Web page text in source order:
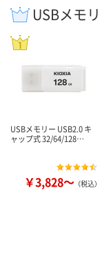
USBメモ
USBメモリー USB2.0 キ
ャップ式 32/64/128…
￥3,828～ （税込）